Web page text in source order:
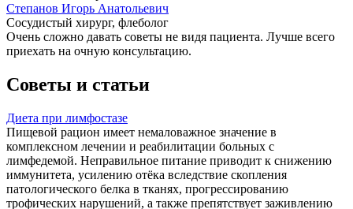
Степанов Игорь Анатольевич
Сосудистый хирург, флеболог
Очень сложно давать советы не видя пациента. Лучше всего
приехать на очную консультацию.
Советы и статьи
Диета при лимфостазе
Пищевой рацион имеет немаловажное значение в
комплексном лечении и реабилитации больных с
лимфедемой. Неправильное питание приводит к снижению
иммунитета, усилению отёка вследствие скопления
патологического белка в тканях, прогрессированию
трофических нарушений, а также препятствует заживлению